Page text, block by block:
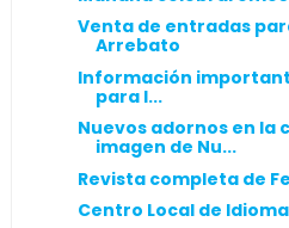
Venta de entradas
Arrebato
Información
para l...
Nuevos adornos en la
imagen de Nu...
Revista completa de
Centro Local de